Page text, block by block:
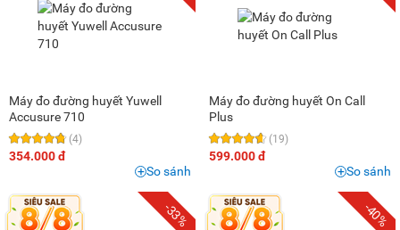
Máy đo đường huyết Yuwell
Accusure 710
(4)
354.000 đ
So sánh
Máy đo đường huyết On Call
Plus
(19)
599.000 đ
So sánh
-33% -40%